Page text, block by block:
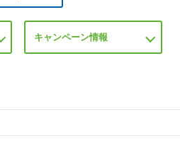
キャンペーン情報